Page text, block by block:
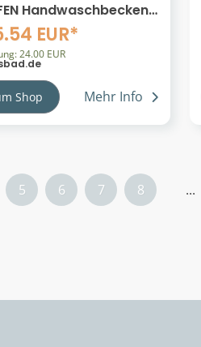
Handwaschbecken
· LAUFEN 460x280,
81533.4,
EUR*
24.00 EUR
Shop Mehr Info
5 6 7 8 ...